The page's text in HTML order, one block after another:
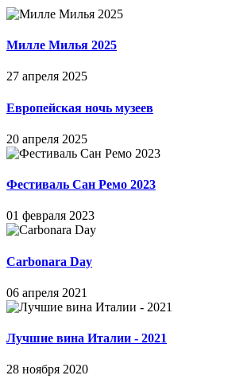
Милле Милья 2025
27 апреля 2025
Европейская ночь музеев
20 апреля 2025
Фестиваль Сан Ремо 2023
01 февраля 2023
Carbonara Day
06 апреля 2021
Лучшие вина Италии - 2021
28 ноября 2020